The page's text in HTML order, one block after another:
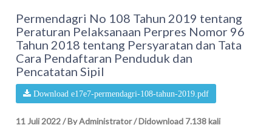
Permendagri No 108 Tahun 2019 tentang
Peraturan Pelaksanaan Perpres Nomor 96
Tahun 2018 tentang Persyaratan dan Tata
Cara Pendaftaran Penduduk dan
Pencatatan Sipil
Download e17e7-permendagri-108-tahun-2019.pdf
11 Juli 2022/By Administrator/Didownload 7.138 kali